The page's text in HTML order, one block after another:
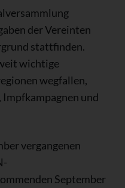
der Vereinten
stattfinden.
wichtige
wegfallen,
und
vergangenen
September